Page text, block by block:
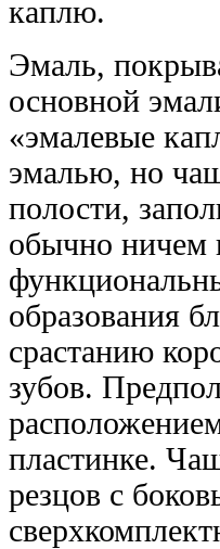
каплю.
Эмаль,
основной
«эмалевые
эмалью, но
полости,
обычно ничем
образования
срастанию
зубов.
пластинке.
резцов с